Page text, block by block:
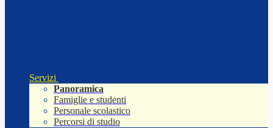
Servizi
Panoramica
Famiglie e studenti
Personale scolastico
Percorsi di studio